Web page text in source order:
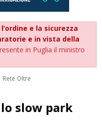
e la sicurezza
e in vista della
in Puglia il ministro
Rete Oltre
slow park